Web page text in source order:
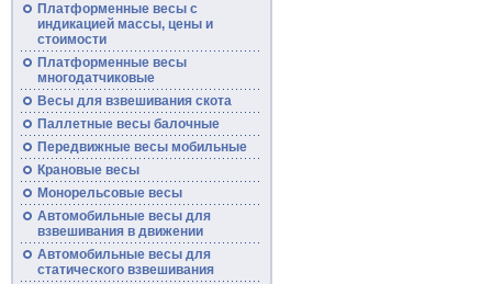
Платформенные весыс
индикацией массы, цены и
стоимости
Платформенные весы
многодатчиковые
Весы для взвешивания скота
Паллетные весы балочные
Передвижные весымобильные
Крановые весы
Монорельсовые весы
Автомобильные весыдля
взвешивания в движении
Автомобильные весы для
статического взвешивания